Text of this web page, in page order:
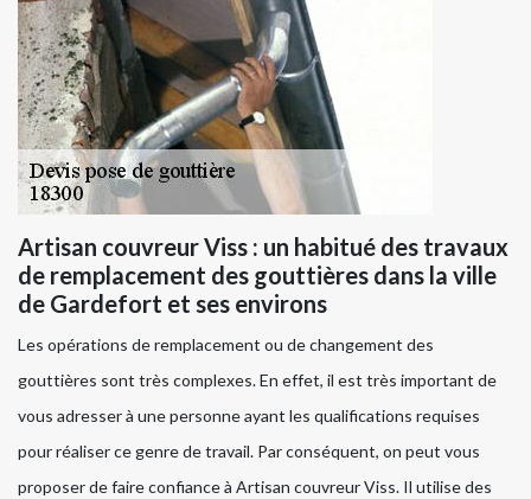
Artisan couvreur Viss : un habitué des travaux
de remplacement des gouttières dans la ville
de Gardefort et ses environs
Les opérations de remplacement ou de changement des
gouttières sont très complexes. En effet, il est très important de
vous adresser à une personne ayant les qualifications requises
pour réaliser ce genre de travail. Par conséquent, on peut vous
proposer de faire confiance à Artisan couvreur Viss. Il utilise des